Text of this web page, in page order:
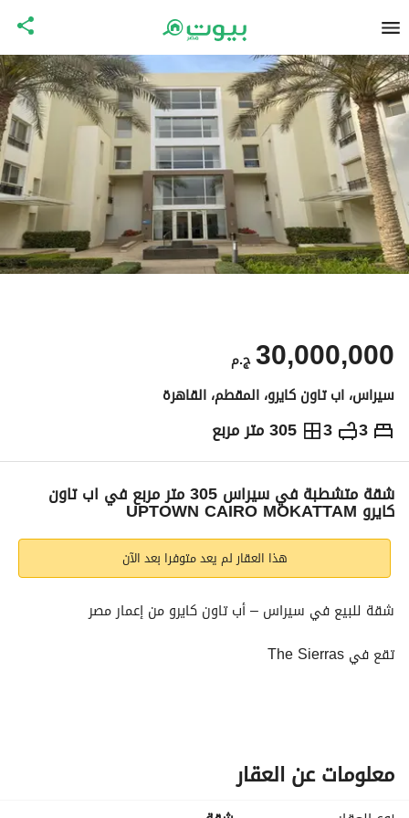
ج.م30,000,000
سيراس، اب تاون كايرو، المقطم، القاهرة
3
3 305 متر مربع ج.م30,000,000
التفاصيل الاتجاهات والمؤشرات رهن عقاري
شقة متشطبة في سيراس 305 متر مربع في اب تاون
كايرو UPTOWN CAIRO MOKATTAM
هذا العقار لم يعد متوفرا بعد الآن
شقة للبيع في سيراس – أب تاون كايرو من إعمار مصر
تقع في The Sierras
•	غرفة مربية بحمام خاص
معلومات عن العقار